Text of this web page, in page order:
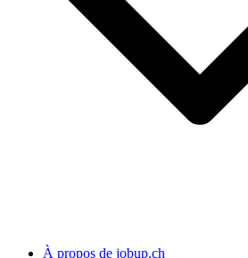
À propos de jobup.ch